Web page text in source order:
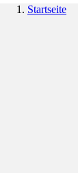
Startseite